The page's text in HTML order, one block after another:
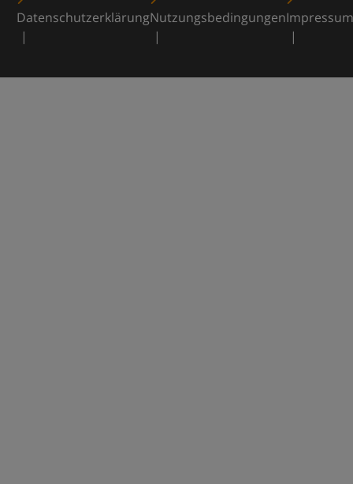
DatenschutzerklärungNutzungsbedingungenImpressum